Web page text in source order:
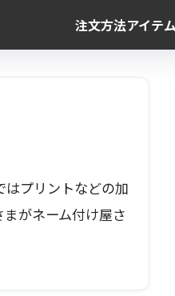
注文方法アイテム
はプリントなどの加
がネーム付け屋さ